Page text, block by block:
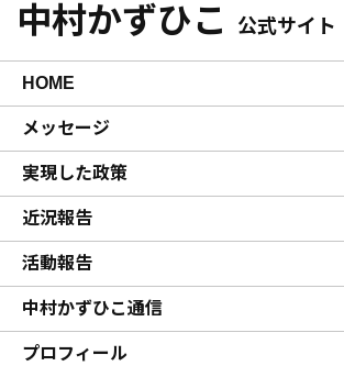
中村かずひこ 公式サイト
HOME
メッセージ
実現した政策
近況報告
活動報告
中村かずひこ通信
プロフィール